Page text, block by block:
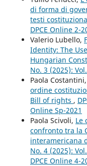
di forma di
testi
DPCE Online 2-
Valerio Lubello,
Identity: The
Hungarian
No. 3 (2025):
Paola Costantini,
ordine
Bill of rights ,
Online Sp-2021
Paola Scivoli, Le
confronto tra la
interamericana
No. 4 (2025):
DPCE Online 4-